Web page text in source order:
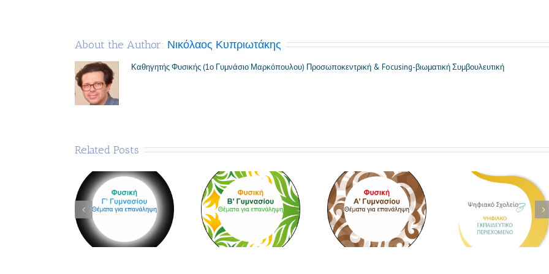
About the Author: Νικόλαος Κυπριωτάκης
Καθηγητής Φυσικής (1ο Γυμνάσιο Μαρκόπουλου) Προσωποκεντρική & Focusing-βιωματική Συμβουλευτική
Related Posts
Φυσική Β Γυμνασίου
– Επιλεγμένα
θέματα
Φυσική Α Γυμνασίου
– Επιλεγμένα
Θέματα
Διδακτικές
Παρεμβάσεις και
Ψηφιακό Υλικό για
Α? Γυμνασίου –
Ο νέος
οδηγός
Γυμνασίου